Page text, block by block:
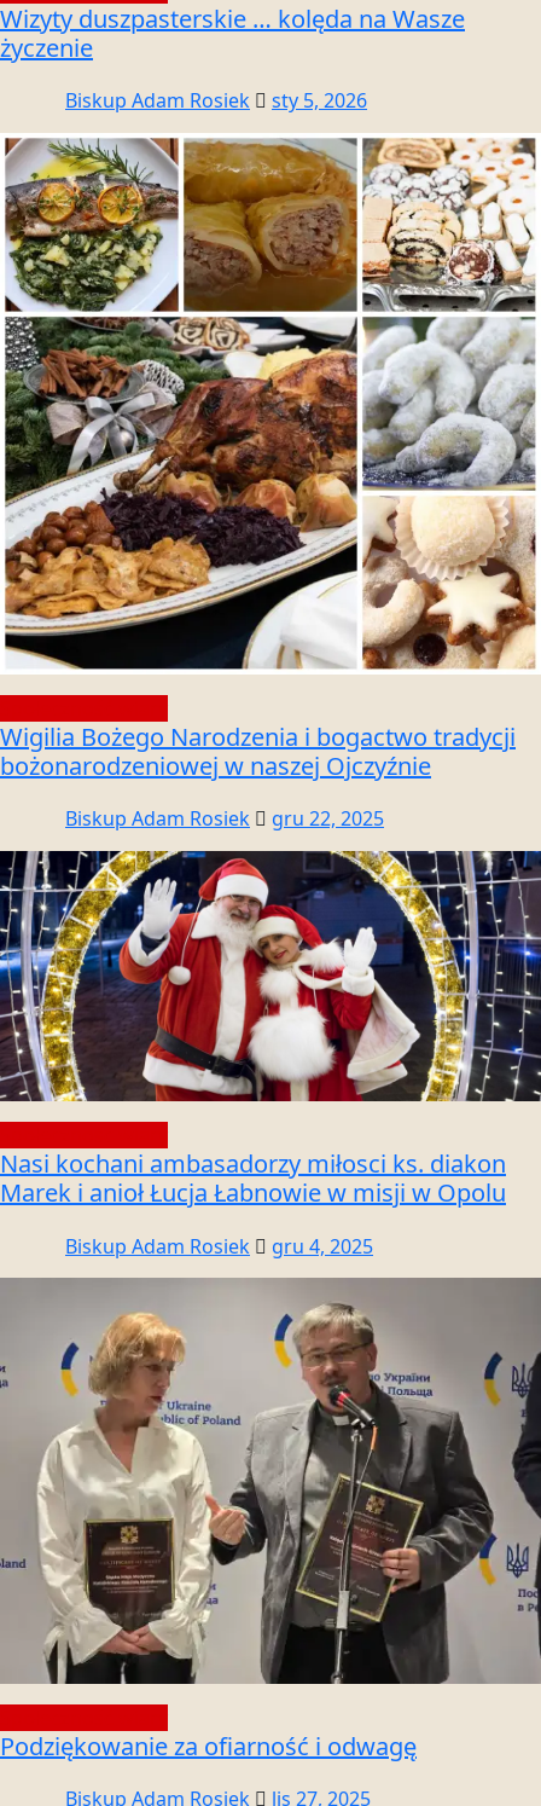
Wizyty duszpasterskie … kolęda na Wasze
życzenie
Biskup Adam Rosiek sty 5, 2026
Wigilia Bożego Narodzenia i bogactwo tradycji
bożonarodzeniowej w naszej Ojczyźnie
Biskup Adam Rosiek gru 22, 2025
Nasi kochani ambasadorzy miłosci ks. diakon
Marek i anioł Łucja Łabnowie w misji w Opolu
Biskup Adam Rosiek gru 4, 2025
Podziękowanie za ofiarność i odwagę
Biskup Adam Rosiek lis 27, 2025